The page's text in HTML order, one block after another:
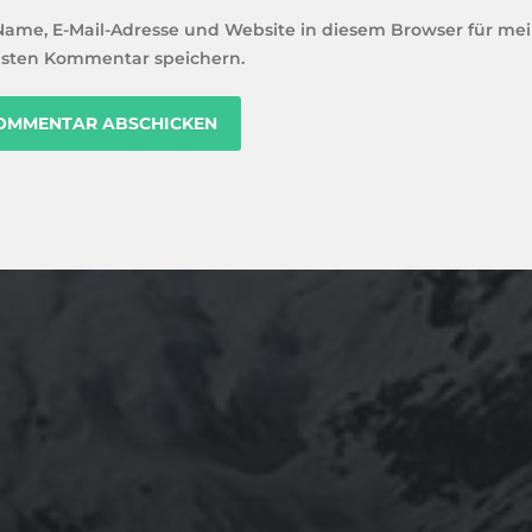
E-Mail-Adresse und Website in diesem Browser für
Kommentar speichern.